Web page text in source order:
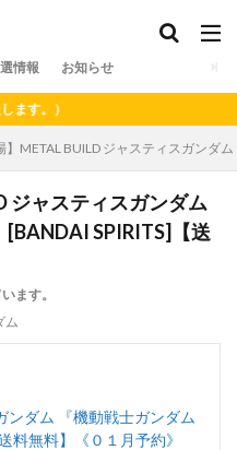
情報 お知らせ
）
】METAL BUILD ジャスティスガンダ
ジャスティスガンダム
[BANDAI SPIRITS]【送
ます。
ム
ンダム 『機動戦士ガンダム
料無料】《０１月予約》